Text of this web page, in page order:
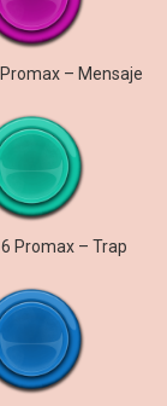
– Mensaje
Promax – Trap